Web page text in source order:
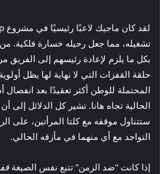
تشغيله، مما جعل رحيله خسارة فلكية.
بكل ما يلزم لإعادة رئيسهم إلى الفريق
حلقة القفزات التي لا نهاية لها يظل
المحتملة للوطن أكثر تعقيدًا بعد
الحالية تجاه هانا. تشير كل الدلائل إلى
ستتناول موقفه مع كلتا المرأتين، على
التواجد مع أي منهما في مأزقه الحالي.
إذا كانت “ضد الزمن” تتبع نفس الصيغة